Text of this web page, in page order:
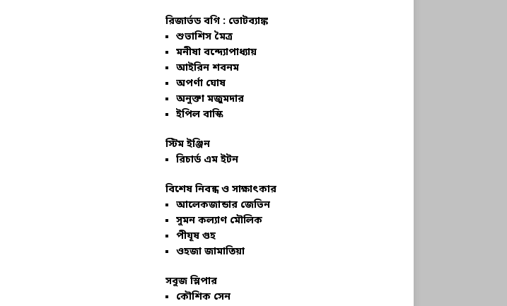
রিজার্ভড বগি : ভোটব্যাঙ্ক
শুভাশিস মৈত্র
মনীষা বন্দ্যোপাধ্যায়
আইরিন শবনম
অপর্ণা ঘোষ
অনুক্তা মজুমদার
ইপিল বাস্কি
স্টিম ইঞ্জিন
রিচার্ড এম ইটন
বিশেষ নিবন্ধ ও সাক্ষাৎকার
আলেকজান্ডার জেভিন
সুমন কল্যাণ মৌলিক
পীযূষ গুহ
ওহজা জামাতিয়া
সবুজ স্লিপার
কৌশিক সেন